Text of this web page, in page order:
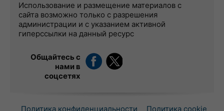
Использование и размещение материалов с
сайта возможно только с разрешения
администрации и с указанием активной
гиперссылки на данный ресурс
Общайтесь с
нами в
соцсетях
Политика конфиденциальности Политика cookie